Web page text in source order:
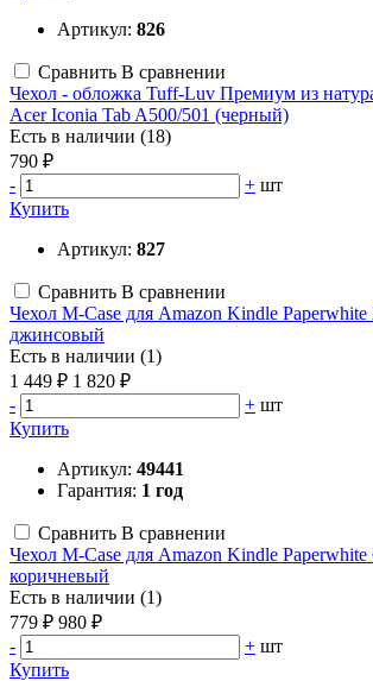
Артикул: 826
Сравнить В сравнении
Чехол - обложка Tuff-Luv Премиум из
Acer Iconia Tab A500/501 (черный)
Есть в наличии (18)
790 ₽
-
+ шт
Купить
Артикул: 827
Сравнить В сравнении
Чехол M-Case для Amazon Kindle Paperwhite
джинсовый
Есть в наличии (1)
1 449 ₽ 1 820 ₽
-
+ шт
Купить
Артикул: 49441
Гарантия: 1 год
Сравнить В сравнении
Чехол M-Case для Amazon Kindle Paperwhite
коричневый
Есть в наличии (1)
779 ₽ 980 ₽
-
+ шт
Купить